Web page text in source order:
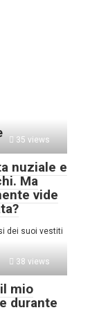
35 views
nuziale e
Ma
vide
dei suoi vestiti
38 views
mio
durante